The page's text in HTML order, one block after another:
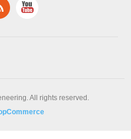
All rights reserved.